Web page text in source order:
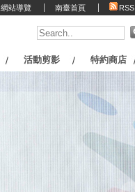
網站導覽 南臺首頁 RSS
活動剪影 特約商店